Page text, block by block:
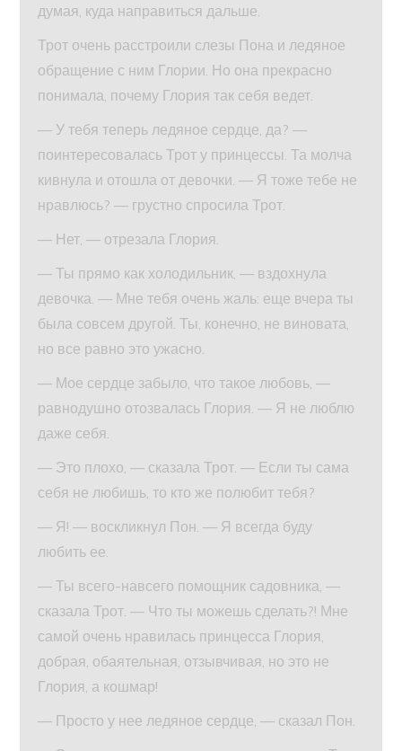
думая, куда направиться дальше.
Трот очень расстроили слезы Пона и ледяное
обращение с ним Глории. Но она прекрасно
понимала, почему Глория так себя ведет.
— У тебя теперь ледяное сердце, да? —
поинтересовалась Трот у принцессы. Та молча
кивнула и отошла от девочки. — Я тоже тебе не
нравлюсь? — грустно спросила Трот.
— Нет, — отрезала Глория.
— Ты прямо как холодильник, — вздохнула
девочка. — Мне тебя очень жаль: еще вчера ты
была совсем другой. Ты, конечно, не виновата,
но все равно это ужасно.
— Мое сердце забыло, что такое любовь, —
равнодушно отозвалась Глория. — Я не люблю
даже себя.
— Это плохо, — сказала Трот. — Если ты сама
себя не любишь, то кто же полюбит тебя?
— Я! — воскликнул Пон. — Я всегда буду
любить ее.
— Ты всего-навсего помощник садовника, —
сказала Трот. — Что ты можешь сделать?! Мне
самой очень нравилась принцесса Глория,
добрая, обаятельная, отзывчивая, но это не
Глория, а кошмар!
— Просто у нее ледяное сердце, — сказал Пон.